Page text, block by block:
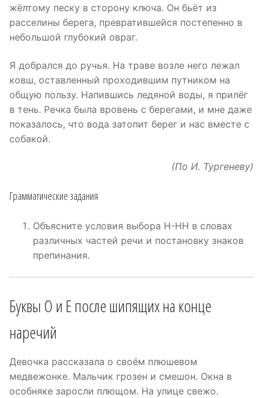
жёлтому песку в сторону ключа. Он бьёт из
расселины берега, превратившейся постепенно в
небольшой глубокий овраг.
Я добрался до ручья. На траве возле него лежал
ковш, оставленный проходившим путником на
общую пользу. Напившись ледяной воды, я прилёг
в тень. Речка была вровень с берегами, и мне даже
показалось, что вода затопит берег и нас вместе с
собакой.
(По И. Тургеневу)
Грамматические задания
Объясните условия выбора Н-НН в словах
различных частей речи и постановку знаков
препинания.
Буквы О и Е после шипящих на конце
наречий
Девочка рассказала о своём плюшевом
медвежонке. Мальчик грозен и смешон. Окна в
особняке заросли плющом. На улице свежо.